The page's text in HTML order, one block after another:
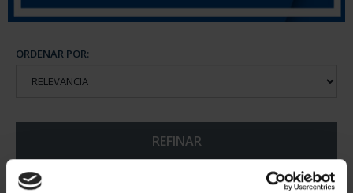
ORDENAR POR:
REFINAR